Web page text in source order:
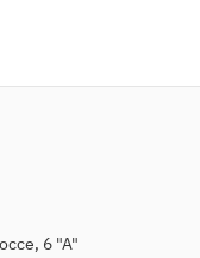
6 "А"